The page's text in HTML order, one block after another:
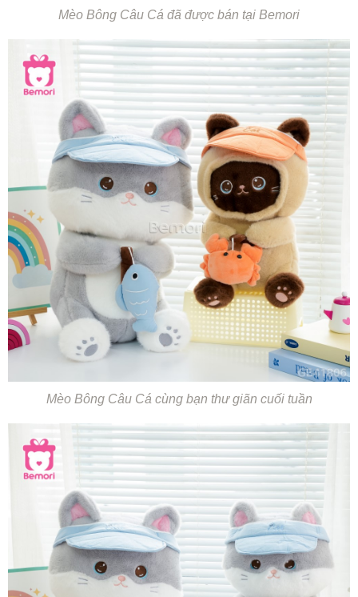
Mèo Bông Câu Cá đã được bán tại Bemori
Mèo Bông Câu Cá cùng bạn thư giãn cuối tuần